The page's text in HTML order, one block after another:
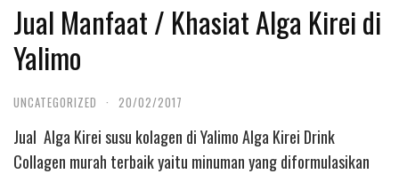
Jual Manfaat / Khasiat Alga Kirei di
Yalimo
UNCATEGORIZED · 20/02/2017
Jual Alga Kirei susu kolagen di Yalimo Alga Kirei Drink
Collagen murah terbaik yaitu minuman yang diformulasikan